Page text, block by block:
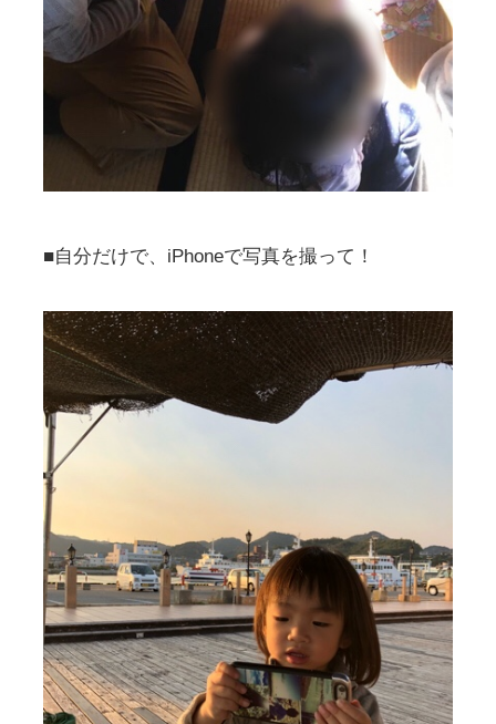
■自分だけで、iPhoneで写真を撮って！